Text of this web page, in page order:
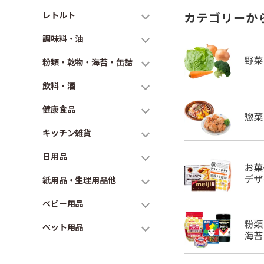
レトルト
調味料・油
粉類・乾物・海苔・缶詰
飲料・酒
健康食品
キッチン雑貨
日用品
紙用品・生理用品他
ベビー用品
ペット用品
カテゴリーか